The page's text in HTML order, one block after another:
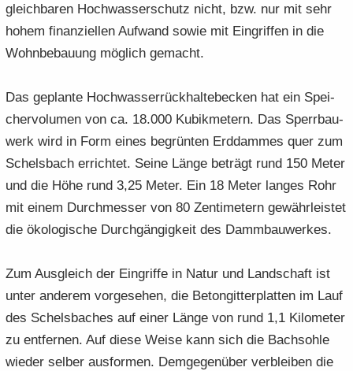
gleich­ba­ren Hoch­was­ser­schutz nicht, bzw. nur mit sehr
hohem fi­nan­zi­el­len Auf­wand sowie mit Ein­grif­fen in die
Wohn­be­bau­ung mög­lich ge­macht.
Das ge­plan­te Hoch­was­ser­rück­hal­te­be­cken hat ein Spei­
cher­vo­lu­men von ca. 18.000 Ku­bik­me­tern. Das Sperr­bau­
werk wird in Form eines be­grün­ten Erd­dam­mes quer zum
Schels­bach er­rich­tet. Seine Länge be­trägt rund 150 Meter
und die Höhe rund 3,25 Meter. Ein 18 Meter lan­ges Rohr
mit einem Durch­mes­ser von 80 Zen­ti­me­tern ge­währ­leis­tet
die öko­lo­gi­sche Durch­gän­gig­keit des Damm­bau­wer­kes.
Zum Aus­gleich der Ein­grif­fe in Natur und Land­schaft ist
unter an­de­rem vor­ge­se­hen, die Be­ton­git­ter­plat­ten im Lauf
des Schels­ba­ches auf einer Länge von rund 1,1 Ki­lo­me­ter
zu ent­fer­nen. Auf diese Weise kann sich die Bach­soh­le
wie­der sel­ber aus­for­men. Dem­ge­gen­über ver­blei­ben die